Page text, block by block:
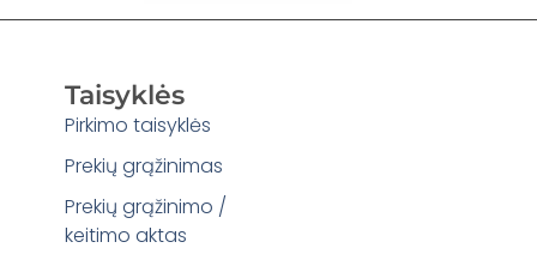
Taisyklės
Pirkimo taisyklės
Prekių grąžinimas
Prekių grąžinimo /
keitimo aktas